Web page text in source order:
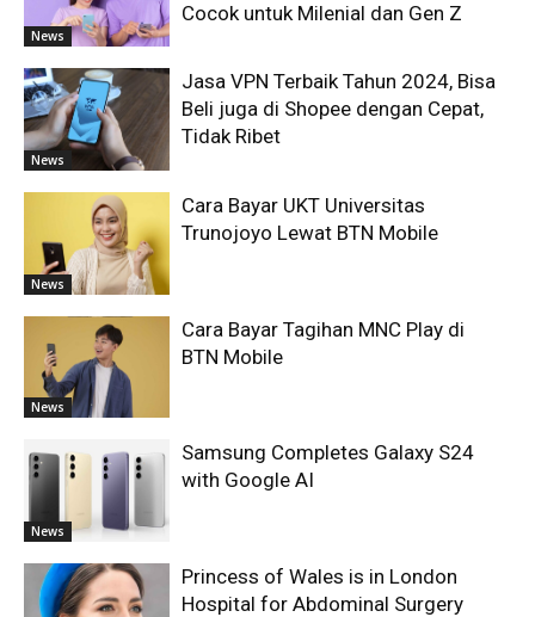
News
Cocok untuk Milenial dan Gen Z
News
Jasa VPN Terbaik Tahun 2024, Bisa
Beli juga di Shopee dengan Cepat,
Tidak Ribet
News
Cara Bayar UKT Universitas
Trunojoyo Lewat BTN Mobile
News
Cara Bayar Tagihan MNC Play di
BTN Mobile
News
Samsung Completes Galaxy S24
with Google AI
Princess of Wales is in London
Hospital for Abdominal Surgery